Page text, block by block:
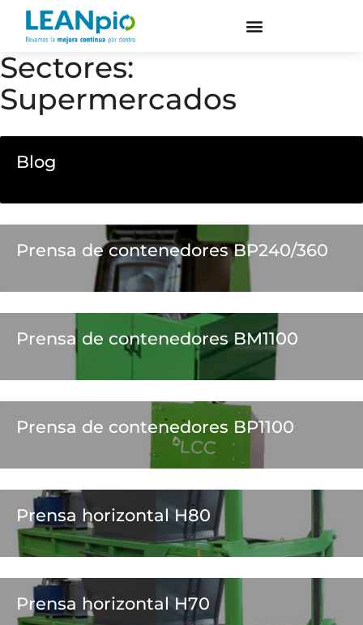
Sectores:
Supermercados
Blog
Prensa de contenedores BP240/360
Prensa de contenedores BM1100
Prensa de contenedores BP1100
Prensa horizontal H80
Prensa horizontal H70